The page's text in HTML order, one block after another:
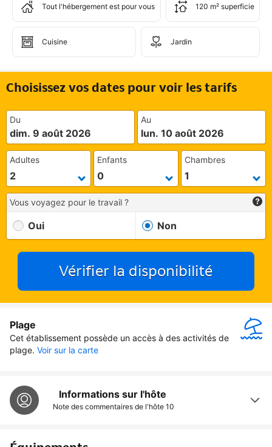
Tout l'hébergement est pour vous 120 m² superficie
Cuisine Jardin
Choisissez vos dates pour voir les tarifs
Du
dim. 9 août 2026
Au
lun. 10 août 2026
Adultes Enfants Chambres
Vous voyagez pour le travail ?
Oui Non
Vérifier la disponibilité
Plage
Cet établissement possède un accès à des activités de
plage. Voir sur la carte
Informations sur l'hôte
Note des commentaires de l'hôte 10